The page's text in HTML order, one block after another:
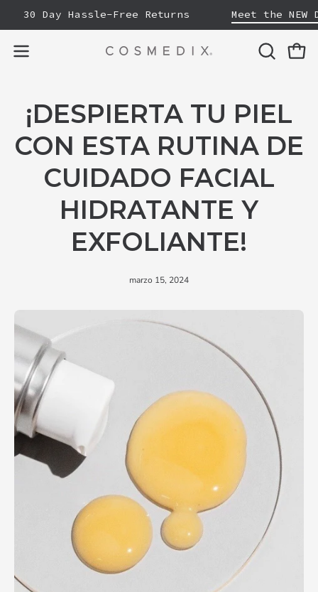
Saltar
contenido
30 Day Hassle-Free Returns Meet the NEW
Abrir
navegación
ABRIR
¡DESPIERTA TU PIEL
CON ESTA RUTINA DE
CUIDADO FACIAL
HIDRATANTE Y
EXFOLIANTE!
marzo 15, 2024